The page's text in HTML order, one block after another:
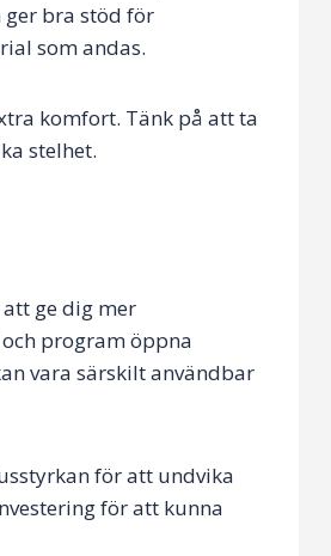
ger bra stöd för
som andas.
komfort. Tänk på att ta
stelhet.
ge dig mer
program öppna
vara särskilt användbar
för att undvika
för att kunna